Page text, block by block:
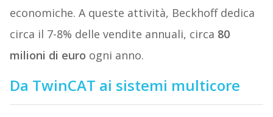
economiche. A queste attività, Beckhoff dedica
circa il 7-8% delle vendite annuali, circa 80
milioni di euro ogni anno.
Da TwinCAT ai sistemi multicore